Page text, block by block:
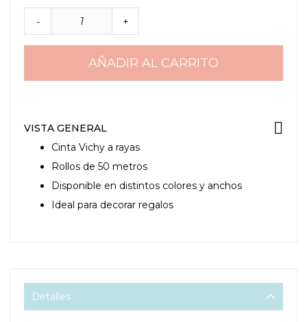
- +
AÑADIR AL CARRITO
VISTA GENERAL
Cinta Vichy a rayas
Rollos de 50 metros
Disponible en distintos colores y anchos
Ideal para decorar regalos
Detalles